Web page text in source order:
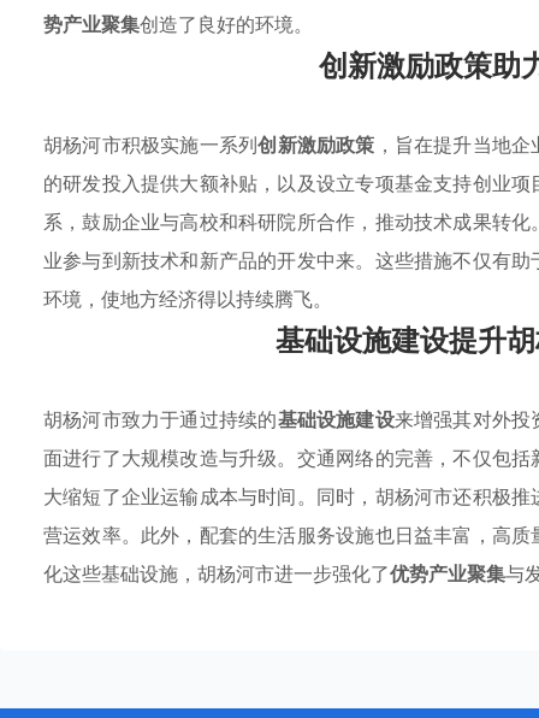
势产业聚集创造了良好的环境。
创新激励政策助
胡杨河市积极实施一系列创新激励政策 ，旨在提升当地
的研发投入提供大额补贴，以及设立专项基金支持创业
系，鼓励企业与高校和科研院所合作，推动技术成果转
业参与到新技术和新产品的开发中来。这些措施不仅有助
环境，使地方经济得以持续腾飞。
基础设施建设提升
胡杨河市致力于通过持续的基础设施建设来增强其对外投
面进行了大规模改造与升级。交通网络的完善，不仅包
大缩短了企业运输成本与时间。同时，胡杨河市还积极
营运效率。此外，配套的生活服务设施也日益丰富，高
化这些基础设施，胡杨河市进一步强化了优势产业聚集与